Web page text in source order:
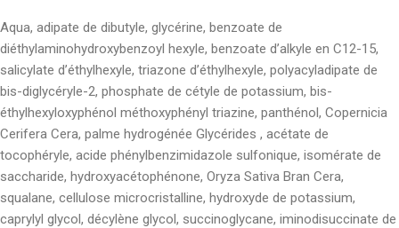
Aqua, adipate de dibutyle, glycérine, benzoate de
diéthylaminohydroxybenzoyl hexyle, benzoate d’alkyle en C12-15,
salicylate d’éthylhexyle, triazone d’éthylhexyle, polyacyladipate de
bis-diglycéryle-2, phosphate de cétyle de potassium, bis-
éthylhexyloxyphénol méthoxyphényl triazine, panthénol, Copernicia
Cerifera Cera, palme hydrogénée Glycérides , acétate de
tocophéryle, acide phénylbenzimidazole sulfonique, isomérate de
saccharide, hydroxyacétophénone, Oryza Sativa Bran Cera,
squalane, cellulose microcristalline, hydroxyde de potassium,
caprylyl glycol, décylène glycol, succinoglycane, iminodisuccinate de